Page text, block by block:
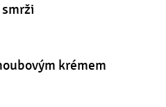
krémem